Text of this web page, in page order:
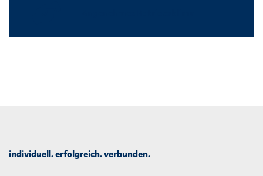
individuell. erfolgreich. verbunden.